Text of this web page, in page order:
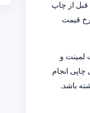
قبل از چاپ
قیمت
لمینت و
انجام
باشد.